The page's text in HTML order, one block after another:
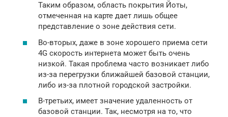
Таким образом, область покрытия Йоты,
отмеченная на карте дает лишь общее
представление о зоне действия сети.
Во-вторых, даже в зоне хорошего приема сети
4G скорость интернета может быть очень
низкой. Такая проблема часто возникает либо
из-за перегрузки ближайшей базовой станции,
либо из-за плотной городской застройки.
В-третьих, имеет значение удаленность от
базовой станции. Так, несмотря на то, что